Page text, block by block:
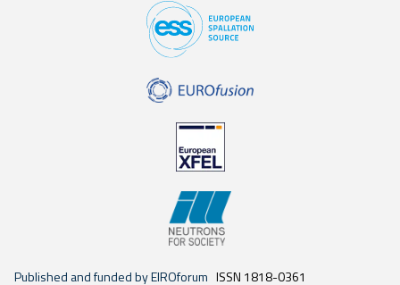
Published and funded by EIROforum ISSN 1818-0361